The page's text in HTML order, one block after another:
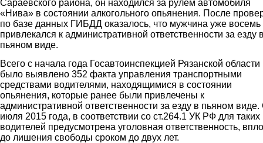
Сараевского района, он находился за рулем автомобиля
«Нива» в состоянии алкогольного опьянения. После
по базе данных ГИБДД оказалось, что мужчина уже восемь
привлекался к административной ответственности за езду
пьяном виде.
Всего с начала года Госавтоинспекцией Рязанской области
было выявлено 352 факта управления транспортными
средствами водителями, находящимися в состоянии
опьянения, которые ранее были привлечены к
административной ответственности за езду в пьяном
июля 2015 года, в соответствии со ст.264.1 УК РФ для таких
водителей предусмотрена уголовная ответственность,
до лишения свободы сроком до двух лет.